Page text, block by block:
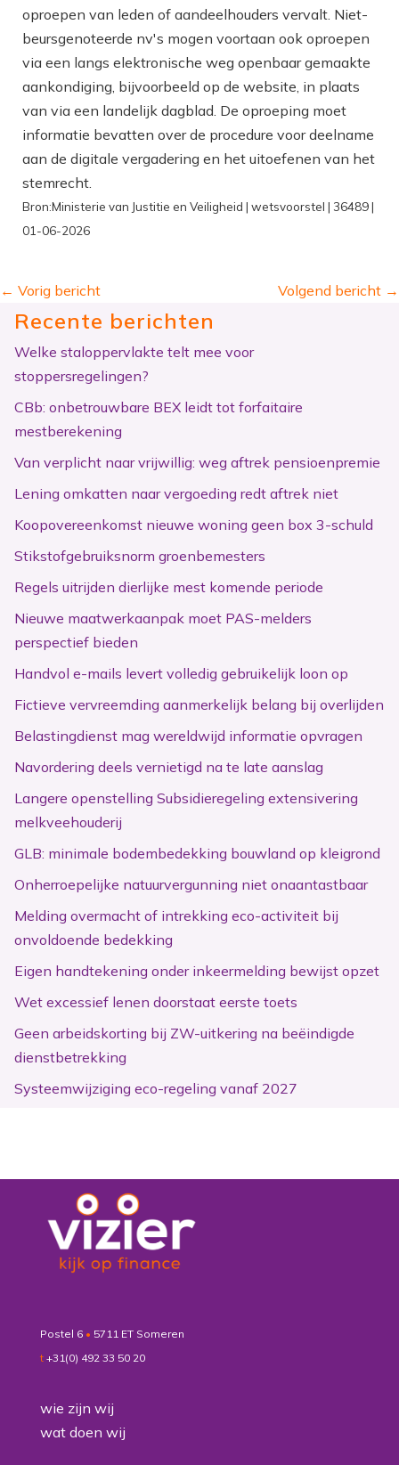
oproepen van leden of aandeelhouders vervalt. Niet-
beursgenoteerde nv's mogen voortaan ook oproepen
via een langs elektronische weg openbaar gemaakte
aankondiging, bijvoorbeeld op de website, in plaats
van via een landelijk dagblad. De oproeping moet
informatie bevatten over de procedure voor deelname
aan de digitale vergadering en het uitoefenen van het
stemrecht.
Bron:Ministerie van Justitie en Veiligheid | wetsvoorstel | 36489 |
01-06-2026
← Vorig bericht Volgend bericht →
Recente berichten
Welke staloppervlakte telt mee voor
stoppersregelingen?
CBb: onbetrouwbare BEX leidt tot forfaitaire
mestberekening
Van verplicht naar vrijwillig: weg aftrek pensioenpremie
Lening omkatten naar vergoeding redt aftrek niet
Koopovereenkomst nieuwe woning geen box 3-schuld
Stikstofgebruiksnorm groenbemesters
Regels uitrijden dierlijke mest komende periode
Nieuwe maatwerkaanpak moet PAS-melders
perspectief bieden
Handvol e-mails levert volledig gebruikelijk loon op
Fictieve vervreemding aanmerkelijk belang bij overlijden
Belastingdienst mag wereldwijd informatie opvragen
Navordering deels vernietigd na te late aanslag
Langere openstelling Subsidieregeling extensivering
melkveehouderij
GLB: minimale bodembedekking bouwland op kleigrond
Onherroepelijke natuurvergunning niet onaantastbaar
Melding overmacht of intrekking eco-activiteit bij
onvoldoende bedekking
Eigen handtekening onder inkeermelding bewijst opzet
Wet excessief lenen doorstaat eerste toets
Geen arbeidskorting bij ZW-uitkering na beëindigde
dienstbetrekking
Systeemwijziging eco-regeling vanaf 2027
Postel 6 • 5711 ET Someren
t +31(0) 492 33 50 20
wie zijn wij
wat doen wij